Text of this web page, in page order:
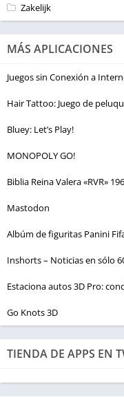
Zakelijk
MÁS APLICACIONES
Juegos sin Conexión a
Hair Tattoo: Juego de
Bluey: Let’s Play!
MONOPOLY GO!
Biblia Reina Valera «RVR»
Mastodon
Albúm de figuritas Panini
Inshorts – Noticias en sólo
Estaciona autos 3D Pro:
Go Knots 3D
TIENDA DE APPS EN